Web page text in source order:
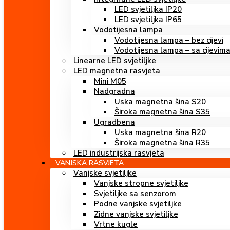
LED svjetiljka IP20
LED svjetiljka IP65
Vodotijesna lampa
Vodotijesna lampa – bez cijevi
Vodotijesna lampa – sa cijevima
Linearne LED svjetiljke
LED magnetna rasvjeta
Mini M05
Nadgradna
Uska magnetna šina S20
Široka magnetna šina S35
Ugradbena
Uska magnetna šina R20
Široka magnetna šina R35
LED industrijska rasvjeta
VANJSKA RASVJETA
Vanjske svjetiljke
Vanjske stropne svjetiljke
Svjetiljke sa senzorom
Podne vanjske svjetiljke
Zidne vanjske svjetiljke
Vrtne kugle